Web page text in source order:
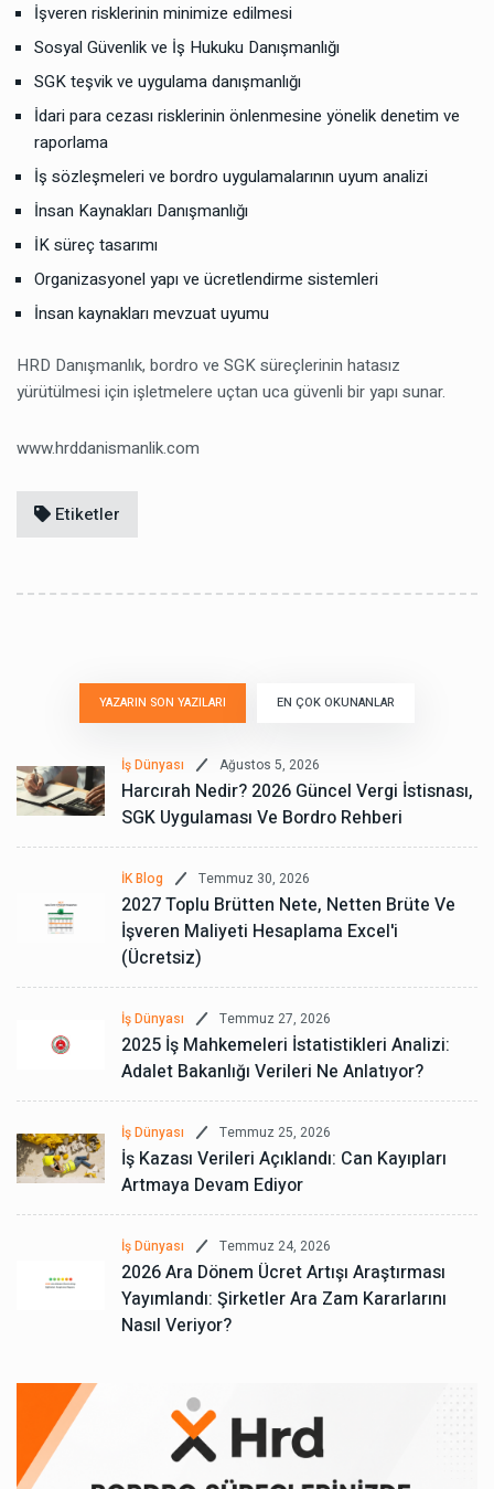
İşveren risklerinin minimize edilmesi
Sosyal Güvenlik ve İş Hukuku Danışmanlığı
SGK teşvik ve uygulama danışmanlığı
İdari para cezası risklerinin önlenmesine yönelik denetim ve
raporlama
İş sözleşmeleri ve bordro uygulamalarının uyum analizi
İnsan Kaynakları Danışmanlığı
İK süreç tasarımı
Organizasyonel yapı ve ücretlendirme sistemleri
İnsan kaynakları mevzuat uyumu
HRD Danışmanlık, bordro ve SGK süreçlerinin hatasız
yürütülmesi için işletmelere uçtan uca güvenli bir yapı sunar.
www.hrddanismanlik.com
Etiketler
YAZARIN SON YAZILARI EN ÇOK OKUNANLAR
İş Dünyası Ağustos 5, 2026
Harcırah Nedir? 2026 Güncel Vergi İstisnası,
SGK Uygulaması Ve Bordro Rehberi
İK Blog Temmuz 30, 2026
2027 Toplu Brütten Nete, Netten Brüte Ve
İşveren Maliyeti Hesaplama Excel'i
(Ücretsiz)
İş Dünyası Temmuz 27, 2026
2025 İş Mahkemeleri İstatistikleri Analizi:
Adalet Bakanlığı Verileri Ne Anlatıyor?
İş Dünyası Temmuz 25, 2026
İş Kazası Verileri Açıklandı: Can Kayıpları
Artmaya Devam Ediyor
İş Dünyası Temmuz 24, 2026
2026 Ara Dönem Ücret Artışı Araştırması
Yayımlandı: Şirketler Ara Zam Kararlarını
Nasıl Veriyor?